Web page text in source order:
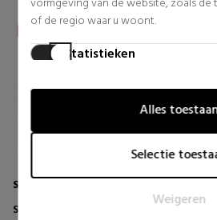
of de regio waar u woont.
Statistieken
hoe bezoekers omgaan met
informatie te verzamelen en te
wanneer ze verschillende websites
om advertenties weer te geven die
Alles
Selectie
Weigeren
SHU UEMURA
SOIN VERSTERKEND